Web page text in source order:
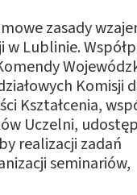
zasady
Lublinie.
Komisji
Kształcenia,
Uczelni,
realizacji zadań
seminariów,